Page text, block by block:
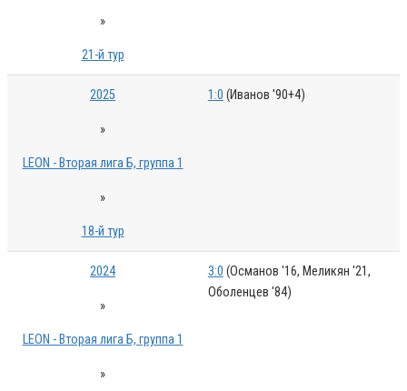
»
21-й тур
2025
»
LEON - Вторая лига Б, группа 1
»
18-й тур
1:0 (Иванов '90+4)
2024
»
LEON - Вторая лига Б, группа 1
»
3:0 (Османов '16, Меликян '21,
Оболенцев '84)